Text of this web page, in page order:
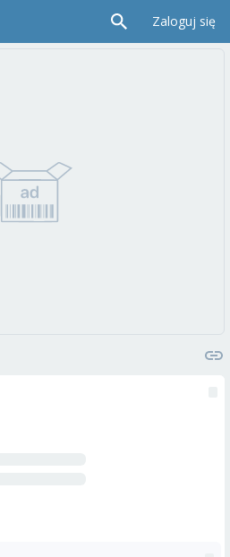
Zaloguj się